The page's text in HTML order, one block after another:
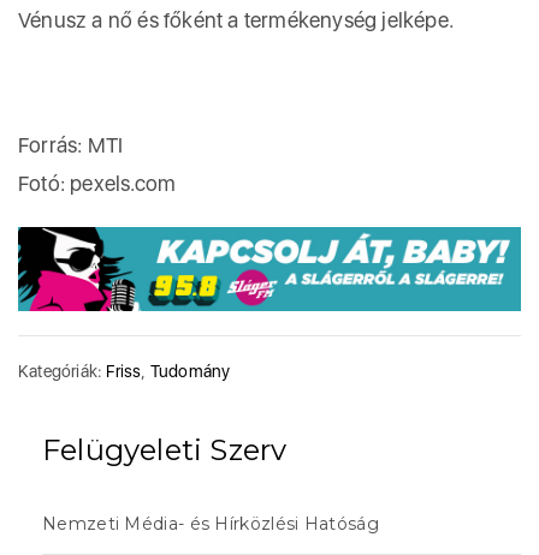
Vénusz a nő és főként a termékenység jelképe.
Forrás: MTI
Fotó: pexels.com
Kategóriák: Friss Tudomány
Felügyeleti Szerv
Nemzeti Média- és Hírközlési Hatóság